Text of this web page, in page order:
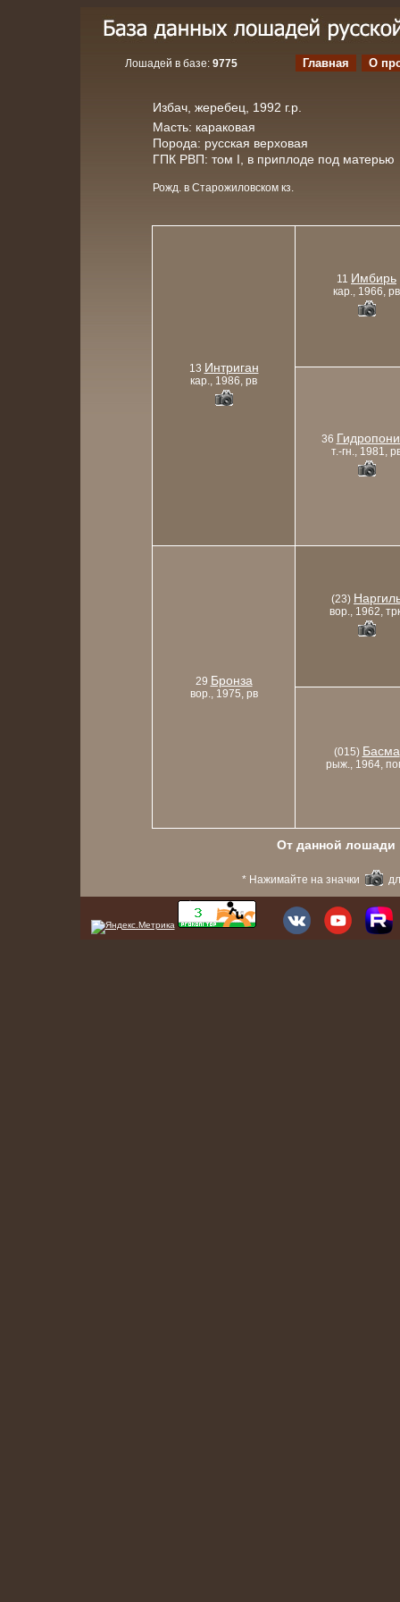
Лошадей в базе: 9775 Главная О
Избач, жеребец, 1992 г.р.
Масть: караковая
Порода: русская верховая
ГПК РВП: том I, в приплоде под матерью
Рожд. в Старожиловском кз.
13 Интриган
кар., 1986, рв
11 Имбирь
кар., 1966, рв
36
т.-гн., 1981,
29 Бронза
вор., 1975, рв
(23)
вор., 1962,
(015) Басма
рыж., 1964,
От данной лошади
* Нажимайте на значки